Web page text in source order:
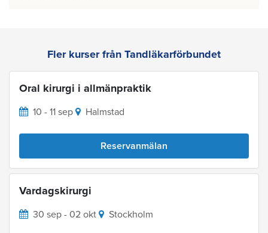
Fler kurser från Tandläkarförbundet
Oral kirurgi i allmänpraktik
10 - 11 sep Halmstad
Reservanmälan
Vardagskirurgi
30 sep - 02 okt Stockholm